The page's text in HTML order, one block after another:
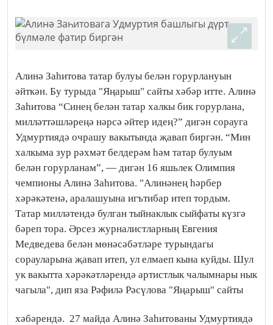
Алинә Заһитова татар булуы белән горурлануын
әйткән. Бу турыда "Яңарыш" сайты хәбәр итте. Алинә
Заһитова “Синең белән татар халкы бик горурлана,
милләттәшләреңә нәрсә әйтер идең?” дигән сорауга
Удмуртиядә очрашу вакытында җавап биргән. “Мин
халкыма зур рәхмәт белдерәм һәм татар булуым
белән горурланам”, — дигән 16 яшьлек Олимпия
чемпионы Алинә Заһитова. "Алинәнең һәрбер
хәрәкәтенә, аралашуына игътибар итеп тордым.
Татар милләтендә булган тыйнаклык сыйфаты күзгә
бәреп тора. Әрсез журналистларның Евгения
Медведева белән мөнәсәбәтләре турындагы
сорауларына җавап итеп, ул елмаеп кына куйды. Шул
ук вакытта хәрәкәтләрендә артистлык чалымнары нык
чагыла", дип яза Рәфилә Рәсүлова "Яңарыш" сайты
хәбәрендә. 27 майда Алинә Заһитованы Удмуртиядә